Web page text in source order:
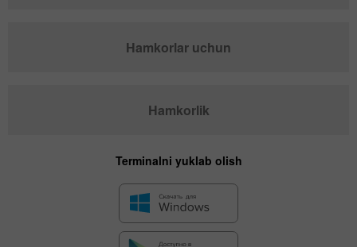
Hamkorlar uchun
Hamkorlik
Terminalni yuklab olish